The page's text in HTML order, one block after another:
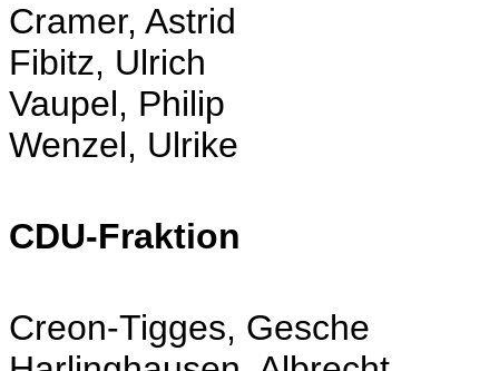
Cramer, Astrid
Fibitz, Ulrich
Vaupel, Philip
Wenzel, Ulrike
CDU-Fraktion
Creon-Tigges, Gesche